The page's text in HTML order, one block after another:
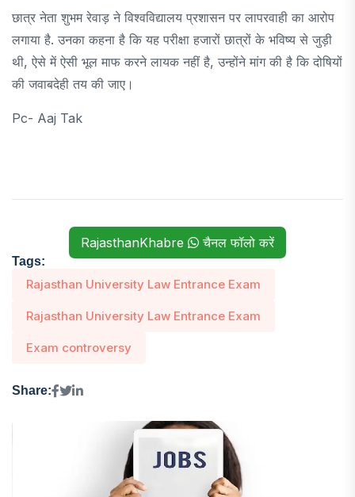
छात्र नेता शुभम रेवाड़ ने विश्वविद्यालय प्रशासन पर लापरवाही का आरोप
लगाया है. उनका कहना है कि यह परीक्षा हजारों छात्रों के भविष्य से जुड़ी
थी, ऐसे में ऐसी भूल माफ करने लायक नहीं है, उन्होंने मांग की है कि दोषियों
की जवाबदेही तय की जाए।
Pc- Aaj Tak
RajasthanKhabre चैनल फॉलो करें
Tags:
Rajasthan University Law Entrance Exam
Rajasthan University Law Entrance Exam
Exam controversy
Share: